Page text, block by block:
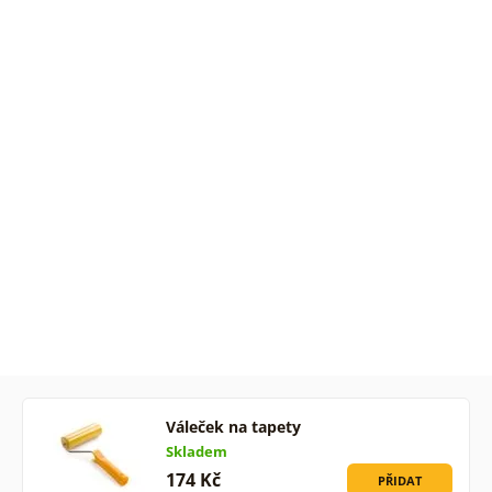
Váleček na tapety
Skladem
174 Kč PŘIDAT